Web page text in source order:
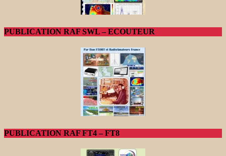
PUBLICATION RAF SWL – ECOUTEUR
PUBLICATION RAF FT4 – FT8